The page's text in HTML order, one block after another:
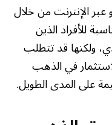
الإنترنت من خلال
للأفراد الذين
ولكنها قد تتطلب
في الذهب
على المدى الطويل.